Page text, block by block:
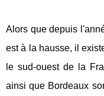
Alors que depuis
est à la hausse, il
le sud-ouest de la
ainsi que Bordeaux